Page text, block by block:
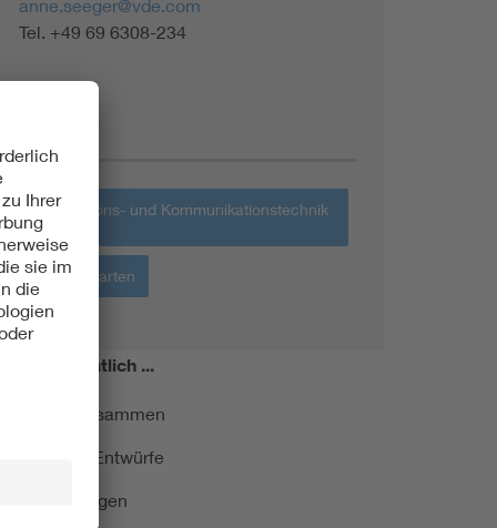
anne.seeger@vde.com
Tel. +49 69 6308-234
Informations- und Kommunikationstechnik
IKT
Haus + Garten
Monatlich ...
kurz zusammen
und Entwürfe